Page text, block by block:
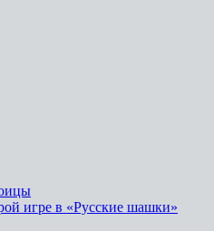
игре в «Русские шашки»